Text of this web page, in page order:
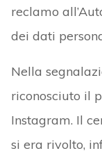
reclamo
dei dati
Nella
riconosciuto il
Instagram. Il
si era rivolto,